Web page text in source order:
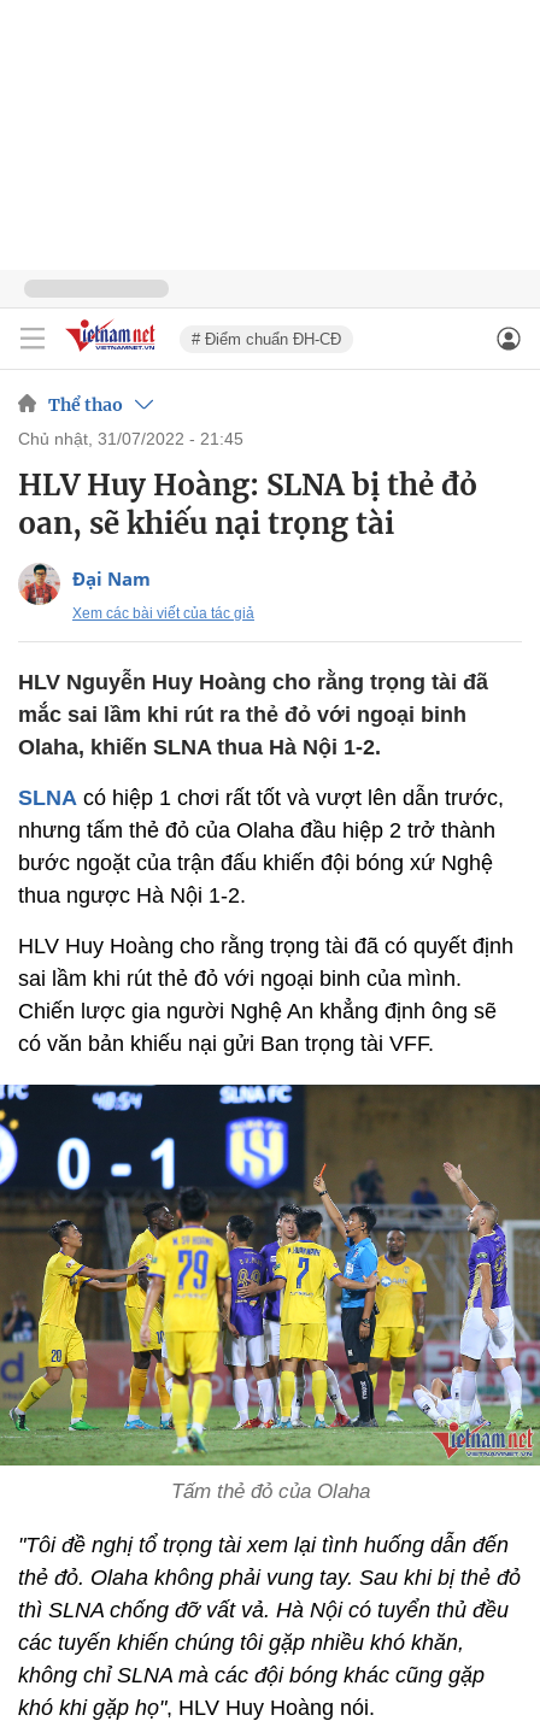
# Điểm chuẩn ĐH-CĐ
Thể thao
chủ nhật, 31/07/2022 - 21:45
HLV Huy Hoàng: SLNA bị thẻ đỏ
oan, sẽ khiếu nại trọng tài
Đại Nam
Xem các bài viết của tác giả
HLV Nguyễn Huy Hoàng cho rằng trọng tài đã
mắc sai lầm khi rút ra thẻ đỏ với ngoại binh
Olaha, khiến SLNA thua Hà Nội 1-2.
SLNA có hiệp 1 chơi rất tốt và vượt lên dẫn trước,
nhưng tấm thẻ đỏ của Olaha đầu hiệp 2 trở thành
bước ngoặt của trận đấu khiến đội bóng xứ Nghệ
thua ngược Hà Nội 1-2.
HLV Huy Hoàng cho rằng trọng tài đã có quyết định
sai lầm khi rút thẻ đỏ với ngoại binh của mình.
Chiến lược gia người Nghệ An khẳng định ông sẽ
có văn bản khiếu nại gửi Ban trọng tài VFF.
Tấm thẻ đỏ của Olaha
"Tôi đề nghị tổ trọng tài xem lại tình huống dẫn đến
thẻ đỏ. Olaha không phải vung tay. Sau khi bị thẻ đỏ
thì SLNA chống đỡ vất vả. Hà Nội có tuyển thủ đều
các tuyến khiến chúng tôi gặp nhiều khó khăn,
không chỉ SLNA mà các đội bóng khác cũng gặp
khó khi gặp họ", HLV Huy Hoàng nói.